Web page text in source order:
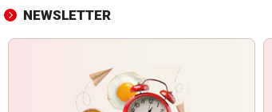
NEWSLETTER